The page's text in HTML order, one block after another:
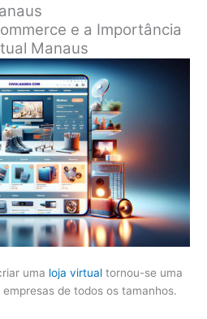
e a Importância
Manaus
uma loja virtual tornou-se uma
de todos os tamanhos.